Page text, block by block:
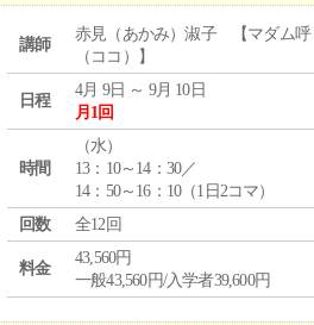
講師
赤見（あかみ）淑子 【マダム呼
（ココ）】
日程
4月 9日 ～ 9月 10日
月1回
時間
（水）
13：10～14：30／
14：50～16：10（1日2コマ）
回数
全12回
料金
43,560円
一般43,560円/入学者39,600円